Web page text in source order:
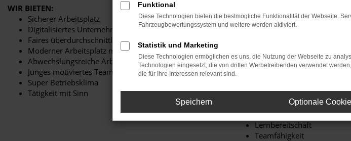
WIR BIETEN:
Sicherer Arbeitsplatz
Digitalisiertes Unternehmen
Faires überdurchschnittliches Gehalt
Moderner Arbeitsplatz mit neuster Technik
Abwechslungsreiche Arbeitstätigkeit
Junges motiviertes Team
Super Betriebsklima
Tätigkeit mit Sinn
Du weißt wie man
Guten Bezug zu digitalen
Marketing
Lösung- und
Selbstständiges,
strukturiertes Arbeiten
Lernbereitschaft
Teamfähigkeit
Funktional
Diese Technologien bieten die bestmögliche Funktionalität der Webseite.
Fahrzeugbewertungssystem und weitere werden aktiviert.
Statistik und Marketing
Diese Technologien ermöglichen es uns, die Nutzung der Webseite zu
Technologien eingesetzt, die von dritten Werbetreibenden verwendet
die für Ihre Interessen relevant sind.
Speichern Optionale